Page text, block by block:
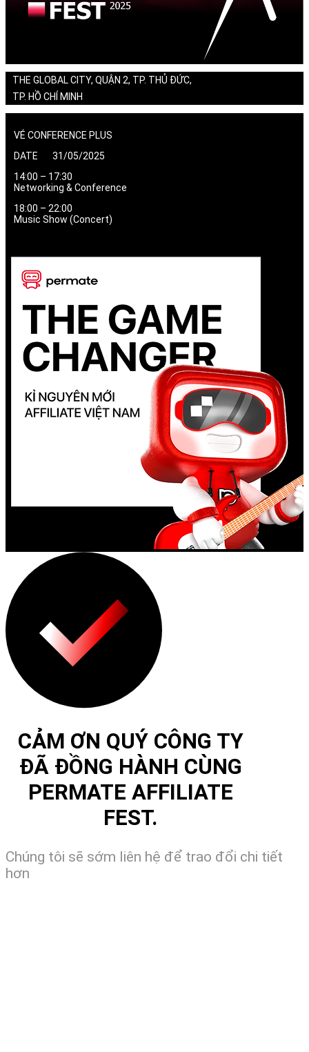
THE GLOBAL CITY, QUẬN 2, TP. THỦ ĐỨC,
TP. HỒ CHÍ MINH
VÉ CONFERENCE PLUS
DATE 31/05/2025
14:00 – 17:30
Networking & Conference
18:00 – 22:00
Music Show (Concert)
CẢM ƠN QUÝ CÔNG TY
ĐÃ ĐỒNG HÀNH CÙNG
PERMATE AFFILIATE
FEST.
Chúng tôi sẽ sớm liên hệ để trao đổi chi tiết
hơn